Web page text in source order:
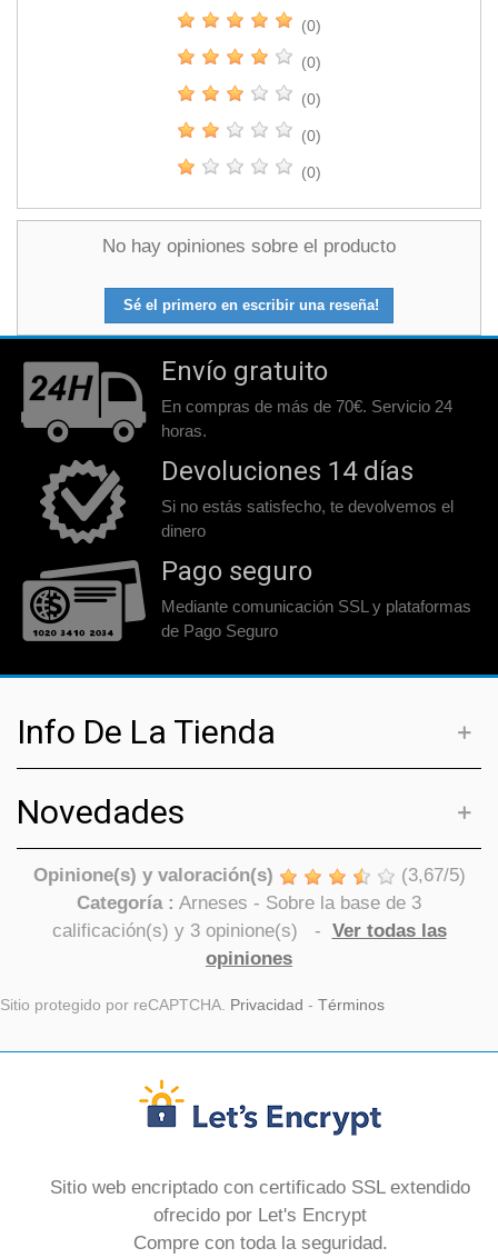
(0)
(0)
(0)
(0)
(0)
No hay opiniones sobre el producto
Sé el primero en escribir una reseña!
Envío gratuito
En compras de más de 70€. Servicio 24
horas.
Devoluciones 14 días
Si no estás satisfecho, te devolvemos el
dinero
Pago seguro
Mediante comunicación SSL y plataformas
de Pago Seguro
Info De La Tienda
Novedades
Opinione(s) y valoración(s) (3,67/5)
Categoría : Arneses - Sobre la base de 3
calificación(s) y 3opinione(s) - Ver todas las
opiniones
Sitio protegido por reCAPTCHA. Privacidad - Términos
Sitio web encriptado con certificado SSL extendido
ofrecido por Let's Encrypt
Compre con toda la seguridad.